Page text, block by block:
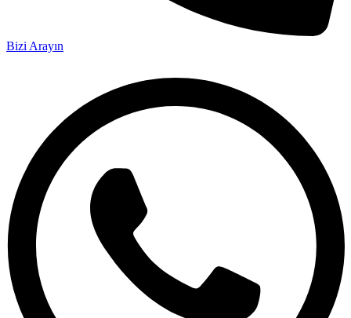
Bizi Arayın